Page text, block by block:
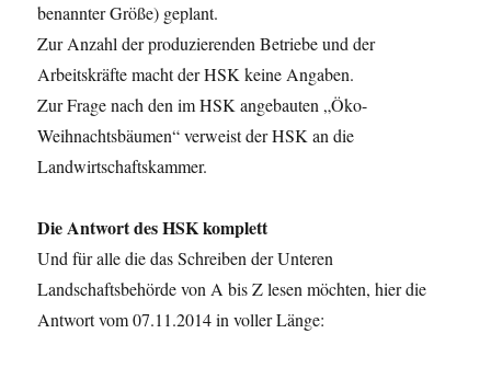
benannter Größe) geplant.
Zur Anzahl der produzierenden Betriebe und der
Arbeitskräfte macht der HSK keine Angaben.
Zur Frage nach den im HSK angebauten „Öko-
Weihnachtsbäumen“ verweist der HSK an die
Landwirtschaftskammer.
Die Antwort des HSK komplett
Und für alle die das Schreiben der Unteren
Landschaftsbehörde von A bis Z lesen möchten, hier die
Antwort vom 07.11.2014 in voller Länge: